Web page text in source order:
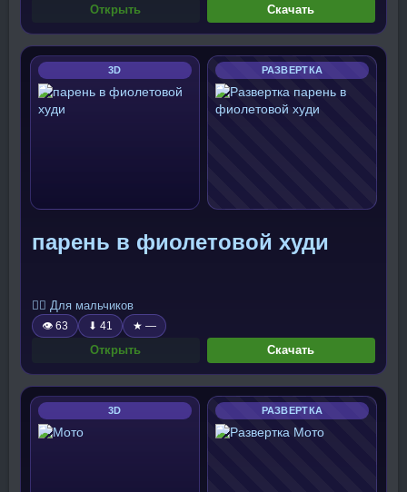
Открыть Скачать
3D РАЗВЕРТКА
парень в фиолетовой худи
🧍‍♂️ Для мальчиков
👁 63 ⬇ 41 ★ —
Открыть Скачать
3D РАЗВЕРТКА